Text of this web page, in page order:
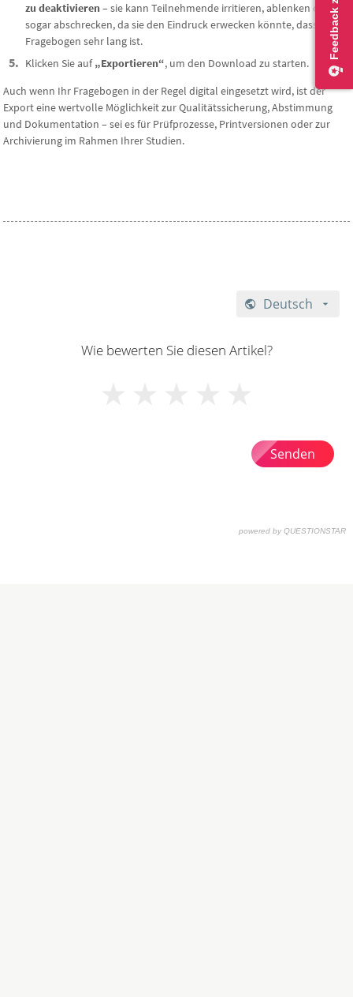
zu deaktivieren– sie kann Teilnehmende irritieren, ablenken oder
sogar abschrecken, da sie den Eindruck erwecken könnte, dass der
Fragebogen sehr lang ist.
Klicken Sie auf„Exportieren“, um den Download zu starten.
Auch wenn Ihr Fragebogen in der Regel digital eingesetzt wird, ist der
Export eine wertvolle Möglichkeit zur Qualitätssicherung, Abstimmung
und Dokumentation – sei es für Prüfprozesse, Printversionen oder zur
Archivierung im Rahmen Ihrer Studien.